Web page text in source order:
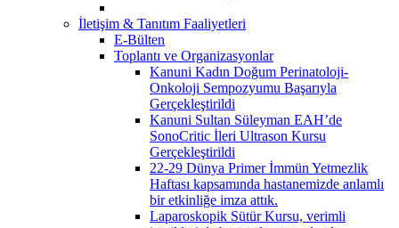
İletişim & Tanıtım Faaliyetleri
E-Bülten
Toplantı ve Organizasyonlar
Kanuni Kadın Doğum Perinatoloji-
Onkoloji Sempozyumu Başarıyla
Gerçekleştirildi
Kanuni Sultan Süleyman EAH’de
SonoCritic İleri Ultrason Kursu
Gerçekleştirildi
22-29 Dünya Primer İmmün Yetmezlik
Haftası kapsamında hastanemizde anlamlı
bir etkinliğe imza attık.
Laparoskopik Sütür Kursu, verimli